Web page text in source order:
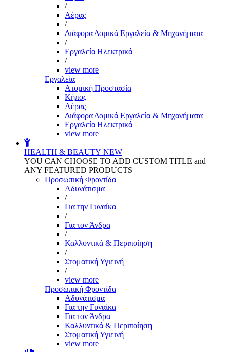
/
Αέρας
/
Διάφορα Δομικά Εργαλεία & Μηχανήματα
/
Εργαλεία Ηλεκτρικά
/
view more
Εργαλεία
Aτομική Προστασία
Kήπος
Αέρας
Διάφορα Δομικά Εργαλεία & Μηχανήματα
Εργαλεία Ηλεκτρικά
view more
HEALTH & BEAUTY NEW
YOU CAN CHOOSE TO ADD CUSTOM TITLE and
ANY FEATURED PRODUCTS
Προσωπική Φροντίδα
Αδυνάτισμα
/
Για την Γυναίκα
/
Για τον Άνδρα
/
Καλλυντικά & Περιποίηση
/
Στοματική Υγιεινή
/
view more
Προσωπική Φροντίδα
Αδυνάτισμα
Για την Γυναίκα
Για τον Άνδρα
Καλλυντικά & Περιποίηση
Στοματική Υγιεινή
view more